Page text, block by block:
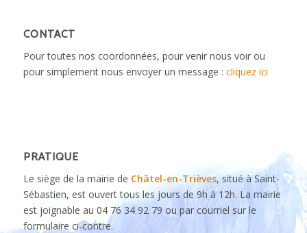
CONTACT
Pour toutes nos coordonnées, pour venir nous voir ou
pour simplement nous envoyer un message : cliquez ici
PRATIQUE
Le siège de la mairie de Châtel-en-Trièves, situé à Saint-
Sébastien, est ouvert tous les jours de 9h à 12h. La mairie
est joignable au 04 76 34 92 79 ou par courriel sur le
formulaire ci-contre.